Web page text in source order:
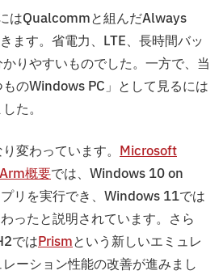
はQualcommと組んだAlways
ます。省電力、LTE、長時間バッ
りやすいものでした。一方で、当
のWindows PC」として見るには
た。
変わっています。 Microsoft
概要では、Windows 10 on
リを実行でき、Windows 11では
ったと説明されています。さら
ではPrismという新しいエミュレ
ーション性能の改善が進みまし